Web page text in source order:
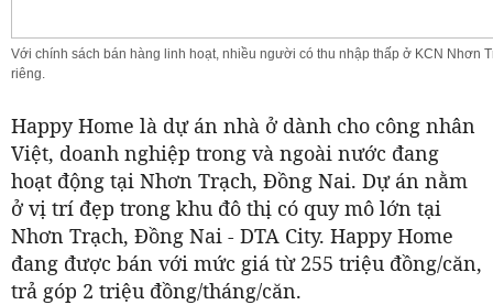
Với chính sách bán hàng linh hoạt, nhiều người có thu nhập thấp ở KCN Nhơn
riêng.
Happy Home là dự án nhà ở dành cho công nhân
Việt, doanh nghiệp trong và ngoài nước đang
hoạt động tại Nhơn Trạch, Đồng Nai. Dự án nằm
ở vị trí đẹp trong khu đô thị có quy mô lớn tại
Nhơn Trạch, Đồng Nai - DTA City. Happy Home
đang được bán với mức giá từ 255 triệu đồng/căn,
trả góp 2 triệu đồng/tháng/căn.